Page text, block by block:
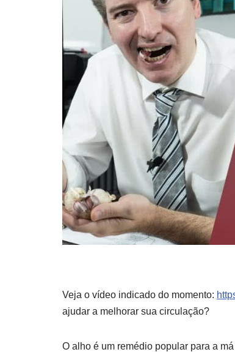
Veja o vídeo indicado do momento:
ajudar a melhorar sua circulação?
O alho é um remédio popular para a